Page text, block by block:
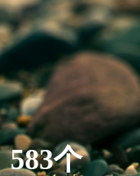
583个